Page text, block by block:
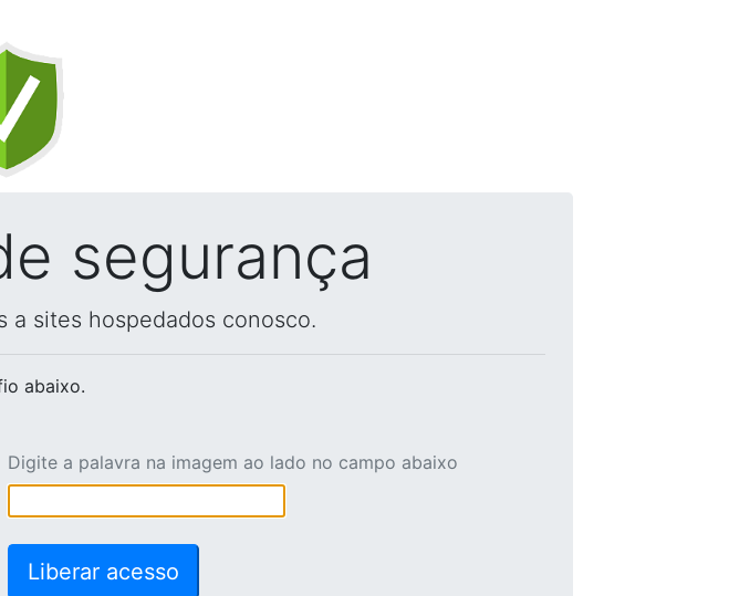
segurança
a sites hospedados conosco.
abaixo.
Digite a palavra na imagem ao lado no campo abaixo